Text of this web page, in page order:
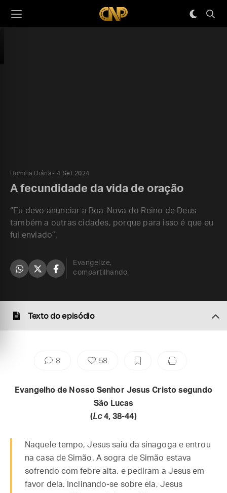
Homilia Diária 4 Set 2024
A fecundidade da vida de oração
“Eu devo anunciar a Boa-Nova do Reino de Deus
também a outras cidades, porque para isso é que eu
fui enviado”.
Evangelize,
compartilhando.
Texto do episódio
8 58
Evangelho de Nosso Senhor Jesus Cristo segundo
São Lucas
(Lc4, 38-44)
Naquele tempo, Jesus saiu da sinagoga e entrou
na casa de Simão. A sogra de Simão estava
sofrendo com febre alta, e pediram a Jesus em
favor dela. Inclinando-se sobre ela, Jesus